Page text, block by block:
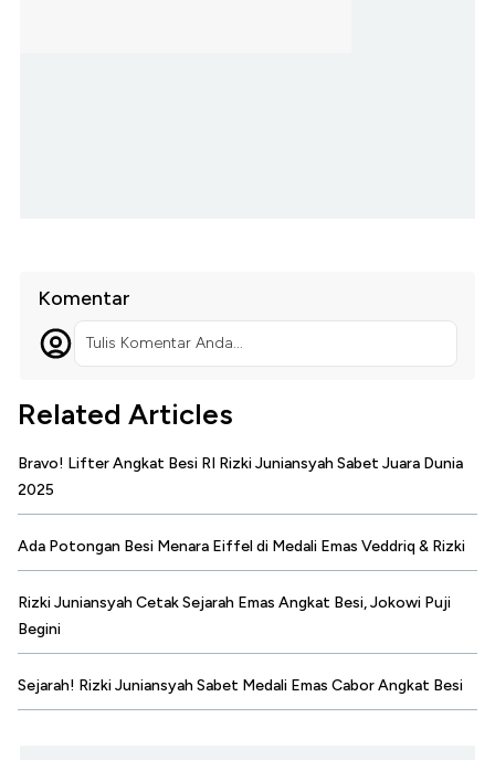
Komentar
Tulis Komentar Anda...
Related Articles
Bravo! Lifter Angkat Besi RI Rizki Juniansyah Sabet Juara Dunia
2025
Ada Potongan Besi Menara Eiffel di Medali Emas Veddriq & Rizki
Rizki Juniansyah Cetak Sejarah Emas Angkat Besi, Jokowi Puji
Begini
Sejarah! Rizki Juniansyah Sabet Medali Emas Cabor Angkat Besi